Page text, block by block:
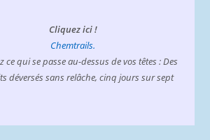
Cliquez ici !
Chemtrails.
ce qui se passe au-dessus de vos têtes : Des
déversés sans relâche, cinq jours sur sept